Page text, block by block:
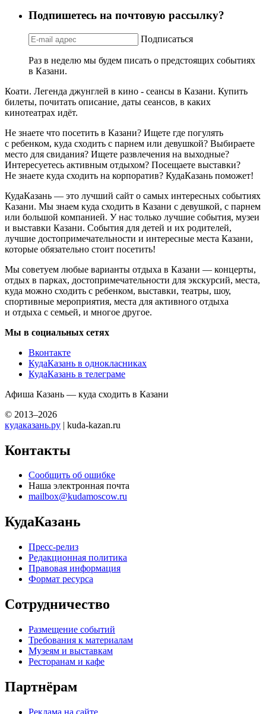
Подпишетесь на почтовую рассылку?
Подписаться
Раз в неделю мы будем писать о предстоящих событиях
в Казани.
Коати. Легенда джунглей в кино - сеансы в Казани. Купить
билеты, почитать описание, даты сеансов, в каких
кинотеатрах идёт.
Не знаете что посетить в Казани? Ищете где погулять
с ребенком, куда сходить с парнем или девушкой? Выбираете
место для свидания? Ищете развлечения на выходные?
Интересуетесь активным отдыхом? Посещаете выставки?
Не знаете куда сходить на корпоратив? КудаКазань поможет!
КудаКазань — это лучший сайт о самых интересных событиях
Казани. Мы знаем куда сходить в Казани с девушкой, с парнем
или большой компанией. У нас только лучшие события, музеи
и выставки Казани. События для детей и их родителей,
лучшие достопримечательности и интересные места Казани,
которые обязательно стоит посетить!
Мы советуем любые варианты отдыха в Казани — концерты,
отдых в парках, достопримечательности для экскурсий, места,
куда можно сходить с ребенком, выставки, театры, шоу,
спортивные мероприятия, места для активного отдыха
и отдыха с семьей, и многое другое.
Мы в социальных сетях
Вконтакте
КудаКазань в однокласниках
КудаКазань в телеграме
Афиша Казань — куда сходить в Казани
© 2013–2026
кудаказань.ру | kuda-kazan.ru
Контакты
Сообщить об ошибке
Наша электронная почта
mailbox@kudamoscow.ru
КудаКазань
Пресс-релиз
Редакционная политика
Правовая информация
Формат ресурса
Сотрудничество
Размещение событий
Требования к материалам
Музеям и выставкам
Ресторанам и кафе
Партнёрам
Реклама на сайте